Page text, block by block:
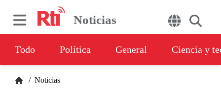
Noticias
Todo Política General Ciencia y
/ Noticias